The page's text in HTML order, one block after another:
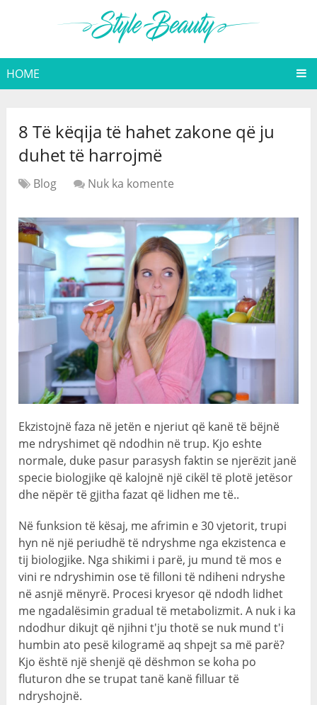
HOME
8 Të këqija të hahet zakone që ju
duhet të harrojmë
Blog Nuk ka komente
Ekzistojnë faza në jetën e njeriut që kanë të bëjnë
me ndryshimet që ndodhin në trup. Kjo eshte
normale, duke pasur parasysh faktin se njerëzit janë
specie biologjike që kalojnë një cikël të plotë jetësor
dhe nëpër të gjitha fazat që lidhen me të..
Në funksion të kësaj, me afrimin e 30 vjetorit, trupi
hyn në një periudhë të ndryshme nga ekzistenca e
tij biologjike. Nga shikimi i parë, ju mund të mos e
vini re ndryshimin ose të filloni të ndiheni ndryshe
në asnjë mënyrë. Procesi kryesor që ndodh lidhet
me ngadalësimin gradual të metabolizmit. A nuk i ka
ndodhur dikujt që njihni t'ju thotë se nuk mund t'i
humbin ato pesë kilogramë aq shpejt sa më parë?
Kjo është një shenjë që dëshmon se koha po
fluturon dhe se trupat tanë kanë filluar të
ndryshojnë.